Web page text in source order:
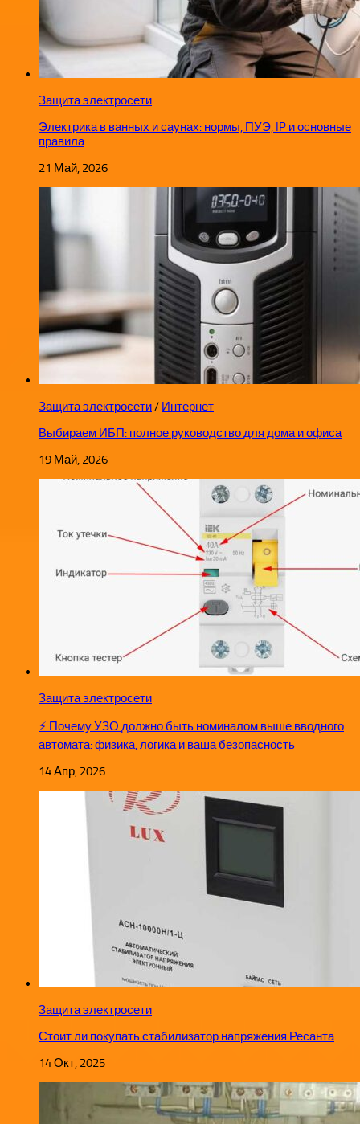
Защита электросети
Электрика в ванных и саунах: нормы, ПУЭ, IP и основные
правила
21 Май, 2026
Защита электросети/ Интернет
Выбираем ИБП: полное руководство для дома и офиса
19 Май, 2026
Защита электросети
⚡ Почему УЗО должно быть номиналом выше вводного
автомата: физика, логика и ваша безопасность
14 Апр, 2026
Защита электросети
Стоит ли покупать стабилизатор напряжения Ресанта
14 Окт, 2025